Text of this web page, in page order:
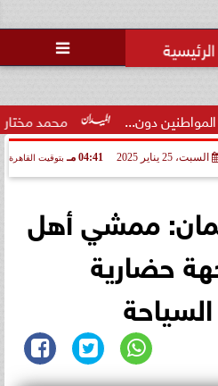

محمد مختار جمعة: بدل البطالة
السبت، 25 يناير 2025 04:41 مـ بتوقيت القاهرة
ممشي أهل
حضارية
حالة غليان في نادي الشيخ زايد:
اتهامات للجنة المؤقتة بـ ”التواطؤ”